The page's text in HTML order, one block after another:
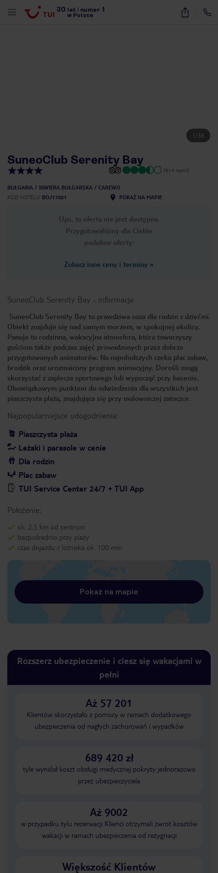
30 lat numer 1
w Polsce
1 /38
SuneoClub Serenity Bay
(614 opinii)
BUŁGARIA RIWIERA BUŁGARSKA
CAREWO
KOD HOTELU BOJ17001 POKAŻ NA MAPIE
Ups, ta oferta nie jest dostępna.
Przygotowaliśmy dla Ciebie
podobne oferty:
Zobacz inne ceny i terminy »
SuneoClub Serenity Bay - informacje
SuneoClub Serenity Bay to prawdziwa oaza dla rodzin z dziećmi.
Obiekt znajduje się nad samym morzem, w spokojnej okolicy.
Panuje tu rodzinna, wakacyjna atmosfera, która towarzyszy
gościom także podczas zajęć prowadzonych przez dobrze
przygotowanych animatorów. Na najmłodszych czeka plac zabaw,
brodzik oraz urozmaicony program animacyjny. Dorośli mogą
skorzystać z zaplecza sportowego lub wypocząć przy basenie.
Obowiązkowym punktem do odwiedzenia dla wszystkich jest
piaszczysta plaża, znajdująca się przy malowniczej zatoczce.
Najpopularniejsze udogodnienia:
Piaszczysta plaża
Leżaki i parasole w cenie
Dla rodzin
Plac zabaw
TUI Service Center 24/7 + TUI App
Położenie:
ok. 2,5 km od centrum
bezpośrednio przy plaży
czas dojazdu z lotniska ok. 100 min
Pokaż na mapie
Rozszerz ubezpieczenie i ciesz się wakacjami w
pełni
Aż 57 201
Klientów skorzystało z pomocy w ramach dodatkowego
ubezpieczenia od nagłych zachorowań i wypadków
689 420 zł
tyle wyniósł koszt obsługi medycznej pokryty jednorazowo
przez ubezpieczyciela
Aż 9002
w przypadku tylu rezerwacji Klienci otrzymali zwrot kosztów
wakacji w ramach ubezpieczenia od rezygnacji
Większość Klientów